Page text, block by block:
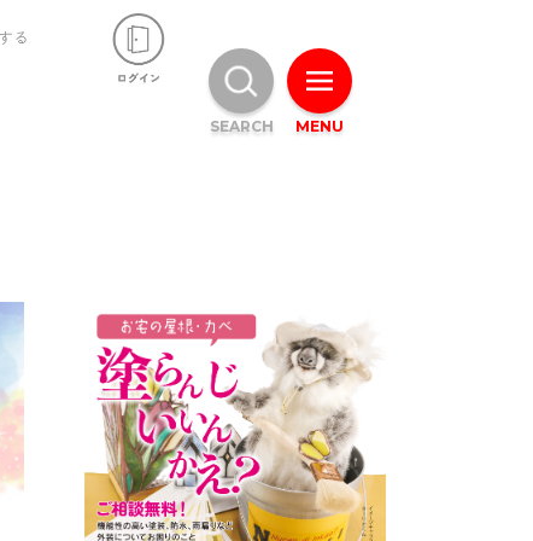
る
MENU
SEARCH